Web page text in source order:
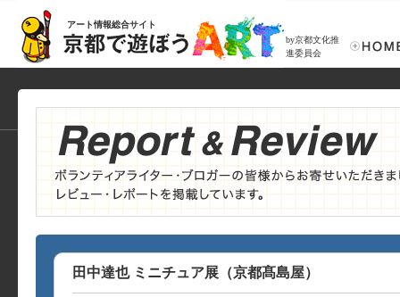
アート情報総合サイト
by京都文化推
進委員会
田中達也 ミニチュア展（京都髙島屋）